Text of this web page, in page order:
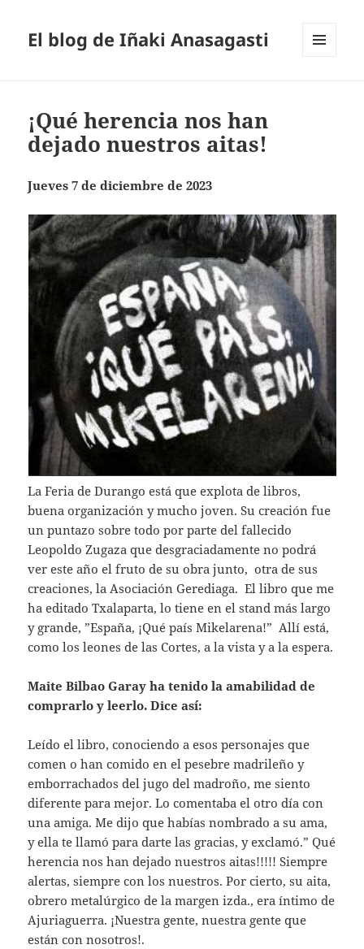
El blog de Iñaki Anasagasti
¡Qué herencia nos han
dejado nuestros aitas!
Jueves 7 de diciembre de 2023
La Feria de Durango está que explota de libros,
buena organización y mucho joven. Su creación fue
un puntazo sobre todo por parte del fallecido
Leopoldo Zugaza que desgraciadamente no podrá
ver este año el fruto de su obra junto, otra de sus
creaciones, la Asociación Gerediaga. El libro que me
ha editado Txalaparta, lo tiene en el stand más largo
y grande, ”España, ¡Qué país Mikelarena!” Allí está,
como los leones de las Cortes, a la vista y a la espera.
Maite Bilbao Garay ha tenido la amabilidad de
comprarlo y leerlo. Dice así:
Leído el libro, conociendo a esos personajes que
comen o han comido en el pesebre madrileño y
emborrachados del jugo del madroño, me siento
diferente para mejor. Lo comentaba el otro día con
una amiga. Me dijo que habías nombrado a su ama,
y ella te llamó para darte las gracias, y exclamó.” Qué
herencia nos han dejado nuestros aitas!!!!! Siempre
alertas, siempre con los nuestros. Por cierto, su aita,
obrero metalúrgico de la margen izda., era íntimo de
Ajuriaguerra. ¡Nuestra gente, nuestra gente que
están con nosotros!.